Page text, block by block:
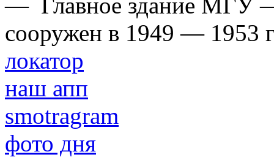
сооружен в 1949 — 1953
локатор
наш апп
smotragram
фото дня